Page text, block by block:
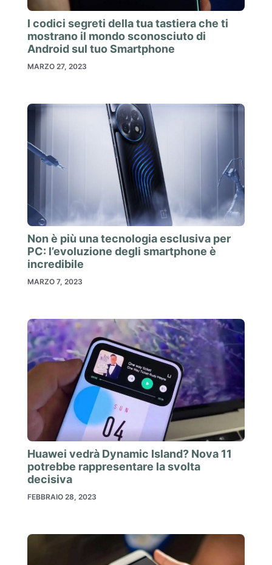
I codici segreti della tua tastiera che ti
mostrano il mondo sconosciuto di
Android sul tuo Smartphone
MARZO 27, 2023
Non è più una tecnologia esclusiva per
PC: l’evoluzione degli smartphone è
incredibile
MARZO 7, 2023
Huawei vedrà Dynamic Island? Nova 11
potrebbe rappresentare la svolta
decisiva
FEBBRAIO 28, 2023